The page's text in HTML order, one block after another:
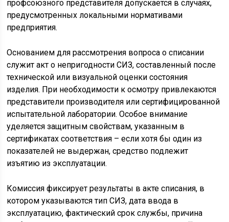
профсоюзного представителя допускается в случаях,
предусмотренных локальными нормативами
предприятия.
Основанием для рассмотрения вопроса о списании
служит акт о непригодности СИЗ, составленный после
технической или визуальной оценки состояния
изделия. При необходимости к осмотру привлекаются
представители производителя или сертифицированной
испытательной лаборатории. Особое внимание
уделяется защитным свойствам, указанным в
сертификатах соответствия – если хотя бы один из
показателей не выдержан, средство подлежит
изъятию из эксплуатации.
Комиссия фиксирует результаты в акте списания, в
котором указываются тип СИЗ, дата ввода в
эксплуатацию, фактический срок службы, причина